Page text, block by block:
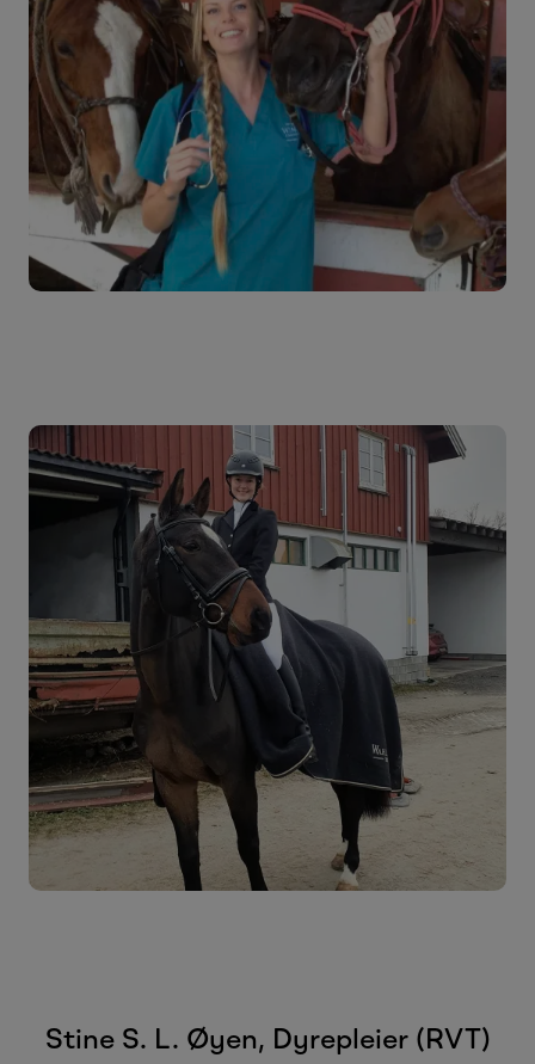
Stine S. L. Øyen, Dyrepleier (RVT)
Sesongvarer
Salgsvarer